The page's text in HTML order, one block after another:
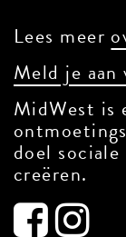
Lees meer
Meld je
MidWest is
doel
creëren.